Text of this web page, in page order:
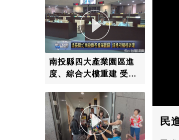
南投縣四大產業園區進
度、綜合大樓重建 受議
民